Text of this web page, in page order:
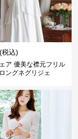
(税込)
ア 優美な襟元フリル
ングネグリジェ